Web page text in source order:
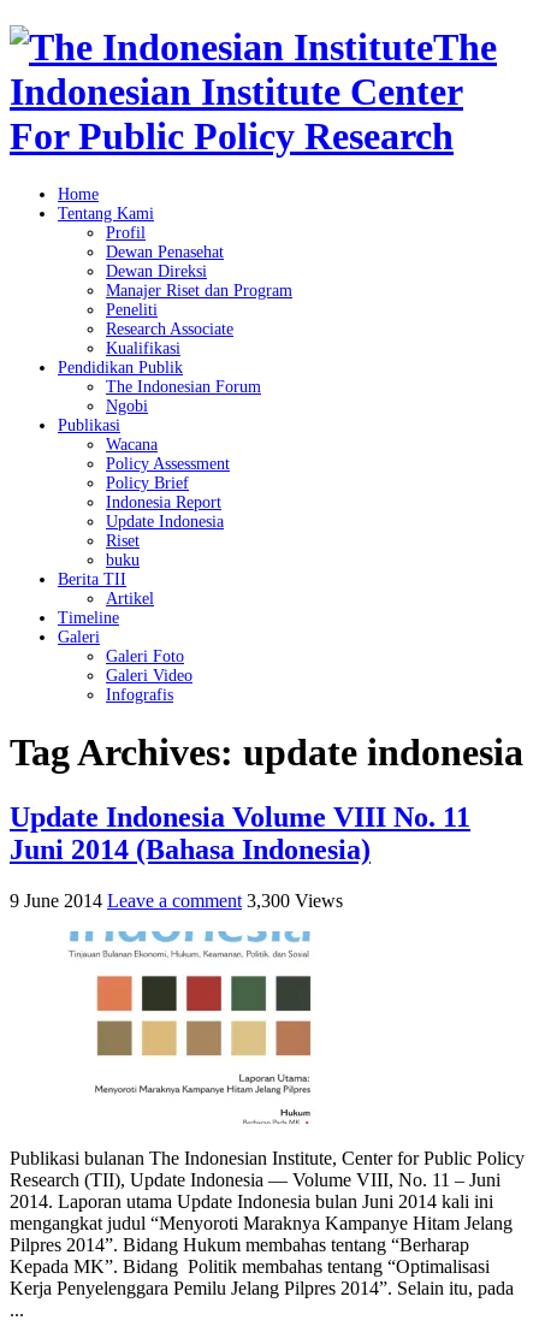
The
Indonesian Institute Center
For Public Policy Research
Home
Tentang Kami
Profil
Dewan Penasehat
Dewan Direksi
Manajer Riset dan Program
Peneliti
Research Associate
Kualifikasi
Pendidikan Publik
The Indonesian Forum
Ngobi
Publikasi
Wacana
Policy Assessment
Policy Brief
Indonesia Report
Update Indonesia
Riset
buku
Berita TII
Artikel
Timeline
Galeri
Galeri Foto
Galeri Video
Infografis
Tag Archives: update indonesia
Update Indonesia Volume VIII No. 11
Juni 2014 (Bahasa Indonesia)
9 June 2014 Leave a comment 3,300 Views
Publikasi bulanan The Indonesian Institute, Center for Public Policy
Research (TII), Update Indonesia — Volume VIII, No. 11 – Juni
2014. Laporan utama Update Indonesia bulan Juni 2014 kali ini
mengangkat judul “Menyoroti Maraknya Kampanye Hitam Jelang
Pilpres 2014”. Bidang Hukum membahas tentang “Berharap
Kepada MK”. Bidang Politik membahas tentang “Optimalisasi
Kerja Penyelenggara Pemilu Jelang Pilpres 2014”. Selain itu, pada
...